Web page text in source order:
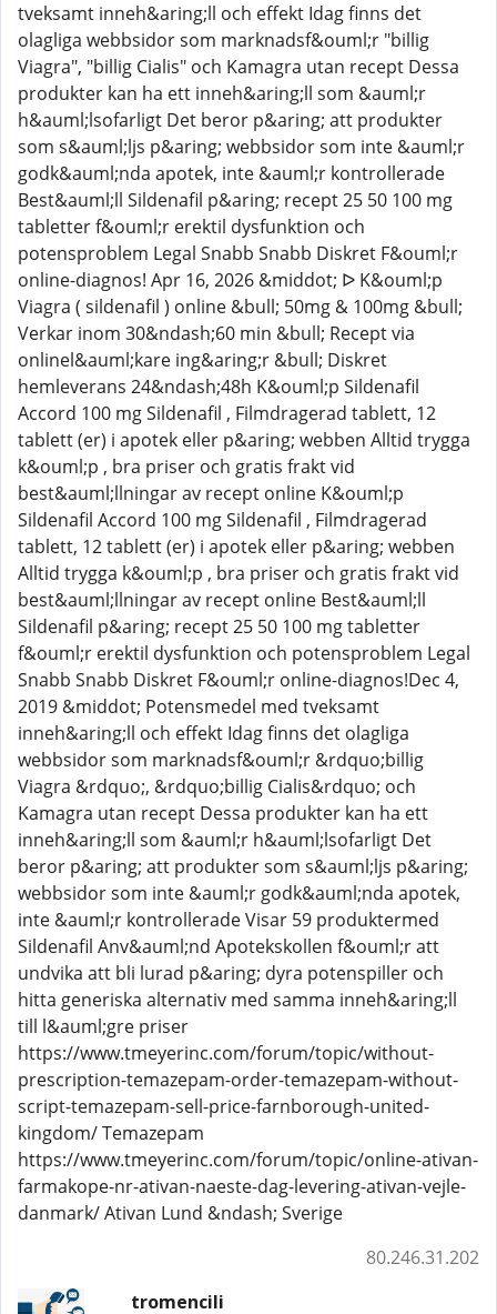
tveksamt inneh&aring;ll och effekt Idag finns det
olagliga webbsidor som marknadsf&ouml;r "billig
Viagra", "billig Cialis" och Kamagra utan recept Dessa
produkter kan ha ett inneh&aring;ll som &auml;r
h&auml;lsofarligt Det beror p&aring; att produkter
som s&auml;ljs p&aring; webbsidor som inte &auml;r
godk&auml;nda apotek, inte &auml;r kontrollerade
Best&auml;ll Sildenafil p&aring; recept 25 50 100 mg
tabletter f&ouml;r erektil dysfunktion och
potensproblem Legal Snabb Snabb Diskret F&ouml;r
online-diagnos! Apr 16, 2026 &middot; ᐅ K&ouml;p
Viagra ( sildenafil ) online &bull; 50mg & 100mg &bull;
Verkar inom 30&ndash;60 min &bull; Recept via
onlinel&auml;kare ing&aring;r &bull; Diskret
hemleverans 24&ndash;48h K&ouml;p Sildenafil
Accord 100 mg Sildenafil , Filmdragerad tablett, 12
tablett (er) i apotek eller p&aring; webben Alltid trygga
k&ouml;p , bra priser och gratis frakt vid
best&auml;llningar av recept online K&ouml;p
Sildenafil Accord 100 mg Sildenafil , Filmdragerad
tablett, 12 tablett (er) i apotek eller p&aring; webben
Alltid trygga k&ouml;p , bra priser och gratis frakt vid
best&auml;llningar av recept online Best&auml;ll
Sildenafil p&aring; recept 25 50 100 mg tabletter
f&ouml;r erektil dysfunktion och potensproblem Legal
Snabb Snabb Diskret F&ouml;r online-diagnos!Dec 4,
2019 &middot; Potensmedel med tveksamt
inneh&aring;ll och effekt Idag finns det olagliga
webbsidor som marknadsf&ouml;r &rdquo;billig
Viagra &rdquo;, &rdquo;billig Cialis&rdquo; och
Kamagra utan recept Dessa produkter kan ha ett
inneh&aring;ll som &auml;r h&auml;lsofarligt Det
beror p&aring; att produkter som s&auml;ljs p&aring;
webbsidor som inte &auml;r godk&auml;nda apotek,
inte &auml;r kontrollerade Visar 59 produktermed
Sildenafil Anv&auml;nd Apotekskollen f&ouml;r att
undvika att bli lurad p&aring; dyra potenspiller och
hitta generiska alternativ med samma inneh&aring;ll
till l&auml;gre priser
https://www.tmeyerinc.com/forum/topic/without-
prescription-temazepam-order-temazepam-without-
script-temazepam-sell-price-farnborough-united-
kingdom/ Temazepam
https://www.tmeyerinc.com/forum/topic/online-ativan-
farmakope-nr-ativan-naeste-dag-levering-ativan-vejle-
danmark/ Ativan Lund &ndash; Sverige
80.246.31.202
tromencili